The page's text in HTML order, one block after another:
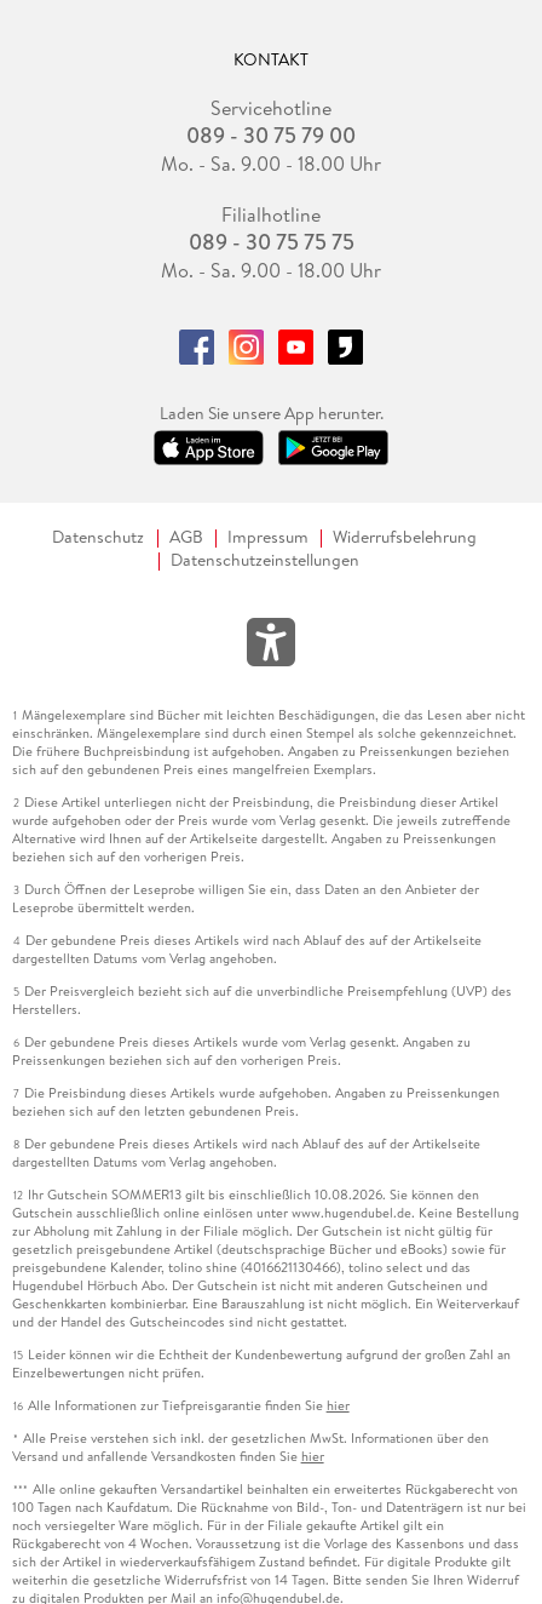
KONTAKT
Servicehotline
089 - 30 75 79 00
Mo. - Sa. 9.00 - 18.00 Uhr
Filialhotline
089 - 30 75 75 75
Mo. - Sa. 9.00 - 18.00 Uhr
Laden Sie unsere App herunter.
Datenschutz AGB Impressum
Widerrufsbelehrung
Datenschutzeinstellungen
1 Mängelexemplare sind Bücher mit leichten Beschädigungen, die das Lesen aber nicht
einschränken. Mängelexemplare sind durch einen Stempel als solche gekennzeichnet.
Die frühere Buchpreisbindung ist aufgehoben. Angaben zu Preissenkungen beziehen
sich auf den gebundenen Preis eines mangelfreien Exemplars.
2 Diese Artikel unterliegen nicht der Preisbindung, die Preisbindung dieser Artikel
wurde aufgehoben oder der Preis wurde vom Verlag gesenkt. Die jeweils zutreffende
Alternative wird Ihnen auf der Artikelseite dargestellt. Angaben zu Preissenkungen
beziehen sich auf den vorherigen Preis.
3 Durch Öffnen der Leseprobe willigen Sie ein, dass Daten an den Anbieter der
Leseprobe übermittelt werden.
4 Der gebundene Preis dieses Artikels wird nach Ablauf des auf der Artikelseite
dargestellten Datums vom Verlag angehoben.
5 Der Preisvergleich bezieht sich auf die unverbindliche Preisempfehlung (UVP) des
Herstellers.
6 Der gebundene Preis dieses Artikels wurde vom Verlag gesenkt. Angaben zu
Preissenkungen beziehen sich auf den vorherigen Preis.
7 Die Preisbindung dieses Artikels wurde aufgehoben. Angaben zu Preissenkungen
beziehen sich auf den letzten gebundenen Preis.
8 Der gebundene Preis dieses Artikels wird nach Ablauf des auf der Artikelseite
dargestellten Datums vom Verlag angehoben.
12 Ihr Gutschein SOMMER13 gilt bis einschließlich 10.08.2026. Sie können den
Gutschein ausschließlich online einlösen unter www.hugendubel.de. Keine Bestellung
zur Abholung mit Zahlung in der Filiale möglich. Der Gutschein ist nicht gültig für
gesetzlich preisgebundene Artikel (deutschsprachige Bücher und eBooks) sowie für
preisgebundene Kalender, tolino shine (4016621130466), tolino select und das
Hugendubel Hörbuch Abo. Der Gutschein ist nicht mit anderen Gutscheinen und
Geschenkkarten kombinierbar. Eine Barauszahlung ist nicht möglich. Ein Weiterverkauf
und der Handel des Gutscheincodes sind nicht gestattet.
15 Leider können wir die Echtheit der Kundenbewertung aufgrund der großen Zahl an
Einzelbewertungen nicht prüfen.
16 Alle Informationen zur Tiefpreisgarantie finden Sie hier
* Alle Preise verstehen sich inkl. der gesetzlichen MwSt. Informationen über den
Versand und anfallende Versandkosten finden Sie hier
*** Alle online gekauften Versandartikel beinhalten ein erweitertes Rückgaberecht von
100 Tagen nach Kaufdatum. Die Rücknahme von Bild-, Ton- und Datenträgern ist nur bei
noch versiegelter Ware möglich. Für in der Filiale gekaufte Artikel gilt ein
Rückgaberecht von 4 Wochen. Voraussetzung ist die Vorlage des Kassenbons und dass
sich der Artikel in wiederverkaufsfähigem Zustand befindet. Für digitale Produkte gilt
weiterhin die gesetzliche Widerrufsfrist von 14 Tagen. Bitte senden Sie Ihren Widerruf
zu digitalen Produkten per Mail an info@hugendubel.de.